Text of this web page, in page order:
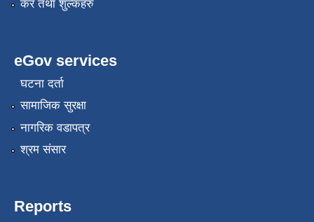
कर तथा शुल्कहरु
eGov services
घटना दर्ता
सामाजिक सुरक्षा
नागरिक वडापत्र
श्रम संसार
Reports